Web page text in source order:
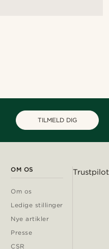
TILMELD DIG
OM OS
Om os
Ledige stillinger
Nye artikler
Presse
CSR
Trustpilot